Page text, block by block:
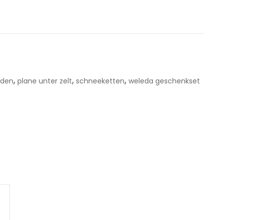
, plane unter zelt, schneeketten, weleda geschenkset